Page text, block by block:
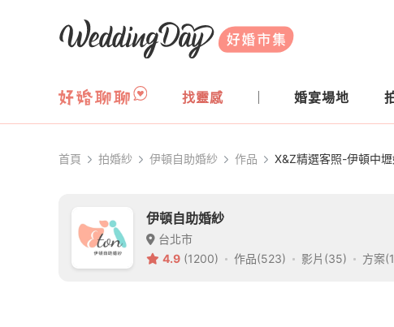
WeddingDay 好婚市集
找靈感 婚宴場地
首頁 拍婚紗 伊頓自助婚紗 作品 X&Z精選客照-伊頓中
伊頓自助婚紗
台北市
4.9 (1200) 作品(523) 影片(35) 方案